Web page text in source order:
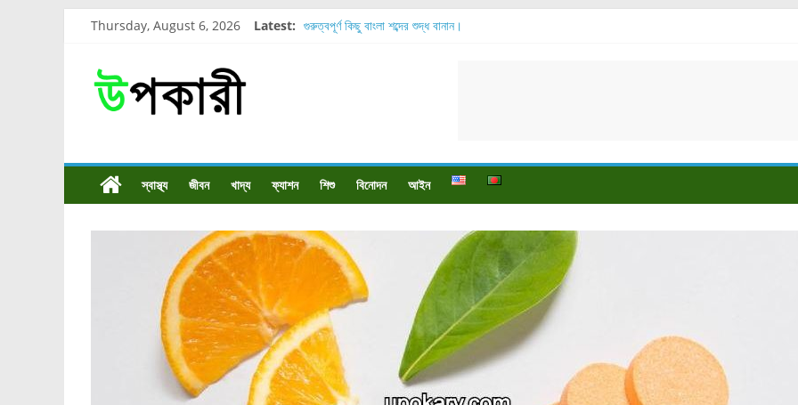
Thursday, August 6, 2026 Latest: গুরুত্বপূর্ণ কিছু বাংলা শব্দের শুদ্ধ বানান।
স্বাস্থ্য জীবন খাদ্য ফ্যাশন শিশু বিনোদন আইন